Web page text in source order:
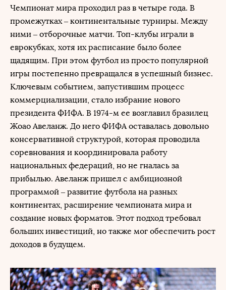
Чемпионат мира проходил раз в четыре года. В
промежутках – континентальные турниры. Между
ними – отборочные матчи. Топ-клубы играли в
еврокубках, хотя их расписание было более
щадящим. При этом футбол из просто популярной
игры постепенно превращался в успешный бизнес.
Ключевым событием, запустившим процесс
коммерциализации, стало избрание нового
президента ФИФА. В 1974-м ее возглавил бразилец
Жоао Авеланж. До него ФИФА оставалась довольно
консервативной структурой, которая проводила
соревнования и координировала работу
национальных федераций, но не гналась за
прибылью. Авеланж пришел с амбициозной
программой – развитие футбола на разных
континентах, расширение чемпионата мира и
создание новых форматов. Этот подход требовал
больших инвестиций, но также мог обеспечить рост
доходов в будущем.